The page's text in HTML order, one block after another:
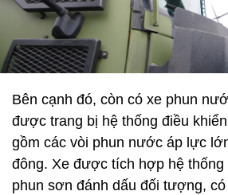
Bên cạnh đó, còn có xe phun
được trang bị hệ thống điều
gồm các vòi phun nước áp lực
đông. Xe được tích hợp hệ thống
phun sơn đánh dấu đối tượng,